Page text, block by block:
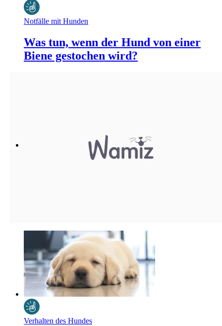
Notfälle mit Hunden
Was tun, wenn der Hund von einer
Biene gestochen wird?
Verhalten des Hundes